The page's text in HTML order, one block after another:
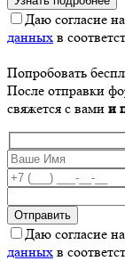
Даю согласие
данных в
Попробовать
После отправки
свяжется с вами и
Даю согласие
данных в